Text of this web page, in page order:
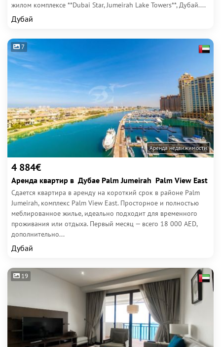
жилом комплексе **Dubai Star, Jumeirah Lake Towers**, Дубай....
Дубай
7
Аренда недвижимости
4 884€
Аренда квартир в Дубае Palm Jumeirah Palm View East
Сдается квартира в аренду на короткий срок в районе Palm
Jumeirah, комплекс Palm View East. Просторное и полностью
меблированное жилье, идеально подходит для временного
проживания или отдыха. Первый месяц — всего 18 000 AED,
дополнительно...
Дубай
19